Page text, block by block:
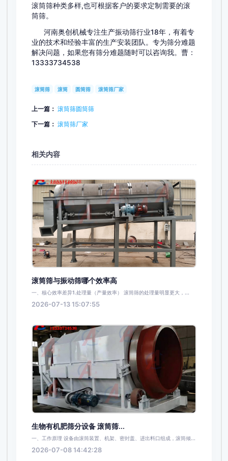
滚筒筛种类多样,也可根据客户的要求定制需要的滚
筒筛。
河南奥创机械专注生产振动筛行业18年，有着专
业的技术和经验丰富的生产安装团队。专为筛分难题
解决问题，如果您有筛分难题随时可以咨询我。曹：
13333734538
滚筒筛 滚筒 圆筒筛 滚筒筛厂家
上一篇： 滚筒筛圆筒筛
下一篇： 滚筒筛厂家
相关内容
滚筒筛与振动筛哪个效率高
一、核心效率差异1.处理量（产量效率） 滚筒筛的处理量明显更大，...
2026-07-13 15:07:55
生物有机肥筛分设备 滚筒筛...
一、工作原理 设备由滚筒装置、机架、密封盖、进出料口组成，滚筒倾...
2026-07-08 14:42:28